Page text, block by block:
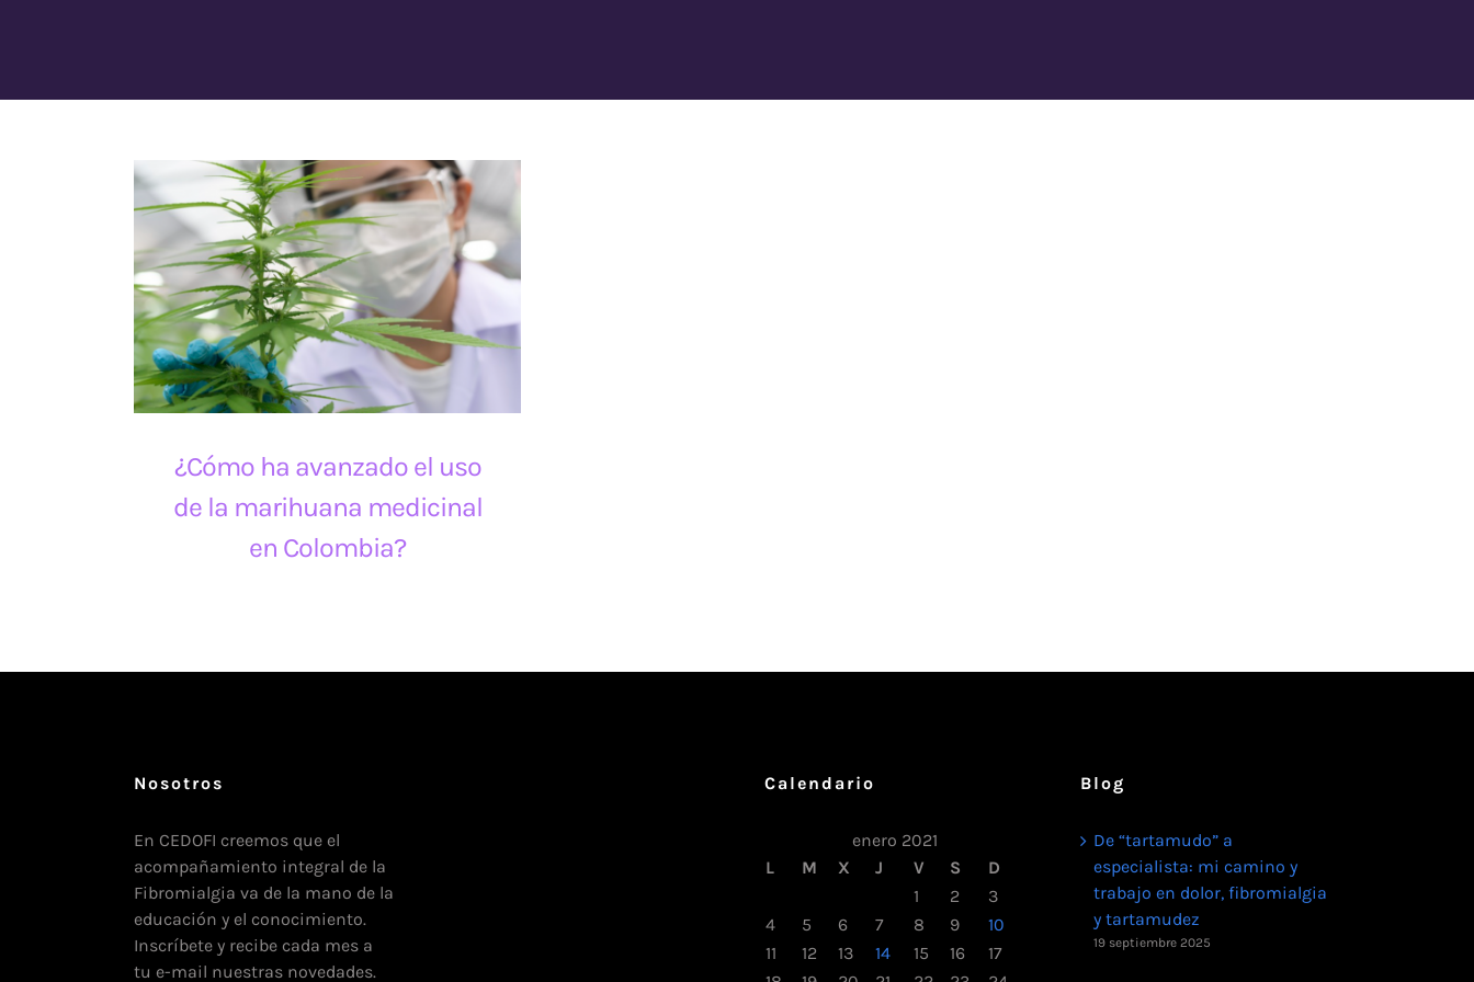
¿Cómo ha avanzado el uso
de la marihuana medicinal
en Colombia?
Nosotros
En CEDOFI creemos que el
acompañamiento integral de la
Fibromialgia va de la mano de la
educación y el conocimiento.
Inscríbete y recibe cada mes a
tu e-mail nuestras novedades.
Calendario
enero 2021
L
M X J V S
D
1
2
3
4
5 6 7 8 9
10
11
12 13 14 15 16
17
Blog
De “tartamudo” a
especialista: mi camino y
trabajo en dolor, fibromialgia
y tartamudez
19 septiembre 2025